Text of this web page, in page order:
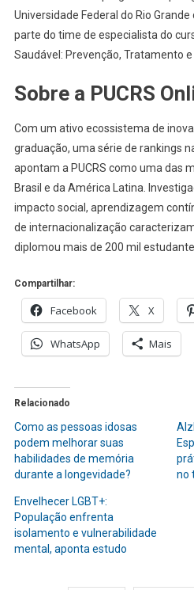
Universidade Federal do Rio
parte do time de especialista do
Saudável: Prevenção, Tratamento e
Sobre a PUCRS
Com um ativo ecossistema de
graduação, uma série de rankings
apontam a PUCRS como uma das
Brasil e da América Latina.
impacto social, aprendizagem
de internacionalização
diplomou mais de 200 mil
Compartilhar:
Facebook X
WhatsApp Mais
Relacionado
Como as pessoas idosas
podem melhorar suas
habilidades de memória
durante a longevidade?
no
Envelhecer LGBT+:
População enfrenta
isolamento e vulnerabilidade
mental, aponta estudo